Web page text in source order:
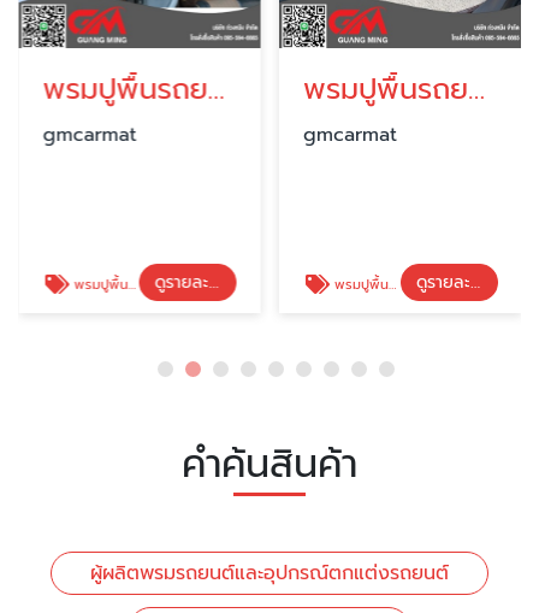
พรมปูพื้นรถยนต์ ใกล้ ฉัน
gmcarmat
พรมปูพื้นรถยนต์ ใกล้ ฉัน ดูรายละเอียด
พรมปูพื้นรถยนต์ ราคาถูก
gmcarmat
พรมปูพื้นรถยนต์ ราคาถูก ดูรายละเอียด
คำค้นสินค้า
ผู้ผลิตพรมรถยนต์และอุปกรณ์ตกแต่งรถยนต์